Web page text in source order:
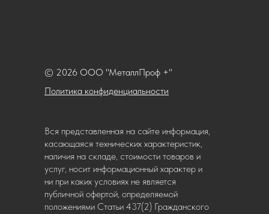
Политика конфиденциальности
© 2026 ООО "МеталлПроф +"
Вся представленная на сайте информация,
касающаяся технических характеристик,
наличия на складе, стоимости товаров и
услуг, носит информационный характер и
ни при каких условиях не является
публичной офертой, определяемой
положениями Статьи 437(2) Гражданского